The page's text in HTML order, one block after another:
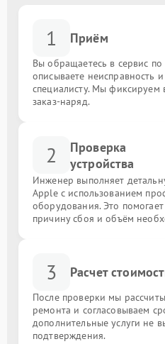
1 Приём
Вы обращаетесь в сервис
описываете неисправность
специалисту. Мы
заказ-наряд.
2
Проверка
устройства
Инженер выполняет
Apple с использованием
оборудования. Это
причину сбоя и объём
3 Расчет
После проверки мы
ремонта и согласовываем
дополнительные услуги не
подтверждения.